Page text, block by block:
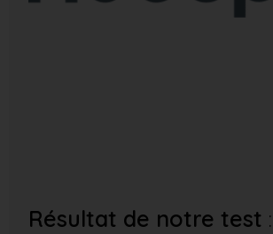
Résultat de notre test :